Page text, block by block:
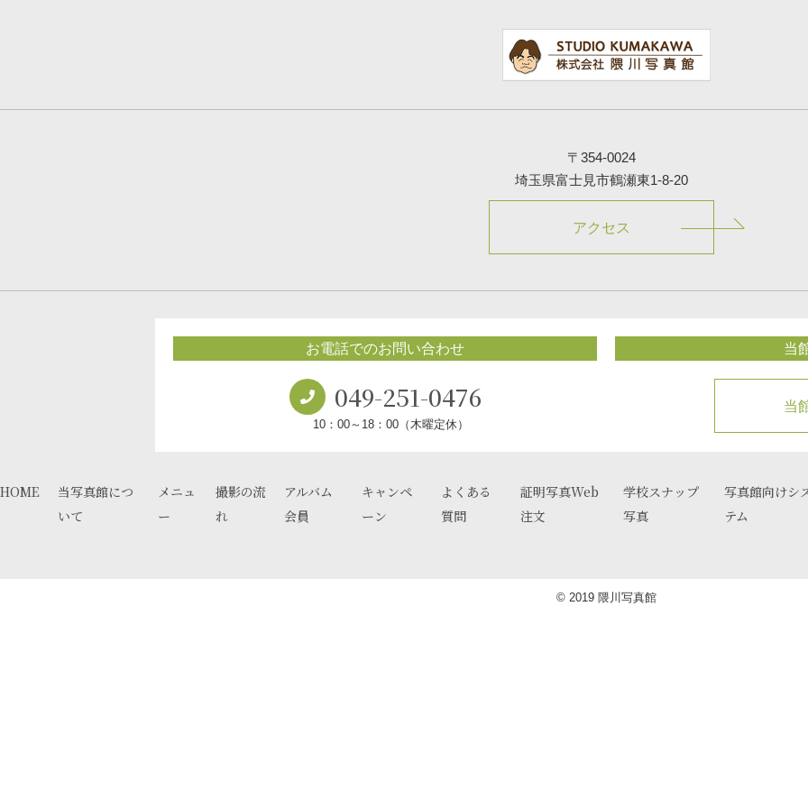
〒354-0024
埼玉県富士見市鶴瀬東1-8-20
アクセス
お電話でのお問い合わせ
049-251-0476
10：00～18：00（木曜定休）
当
当
HOME
当写真館につ
いて
メニュ
ー
撮影の流
れ
アルバム
会員
キャンペ
ーン
よくある
質問
証明写真Web
注文
学校スナップ
写真
写真館向けシ
テム
© 2019 隈川写真館